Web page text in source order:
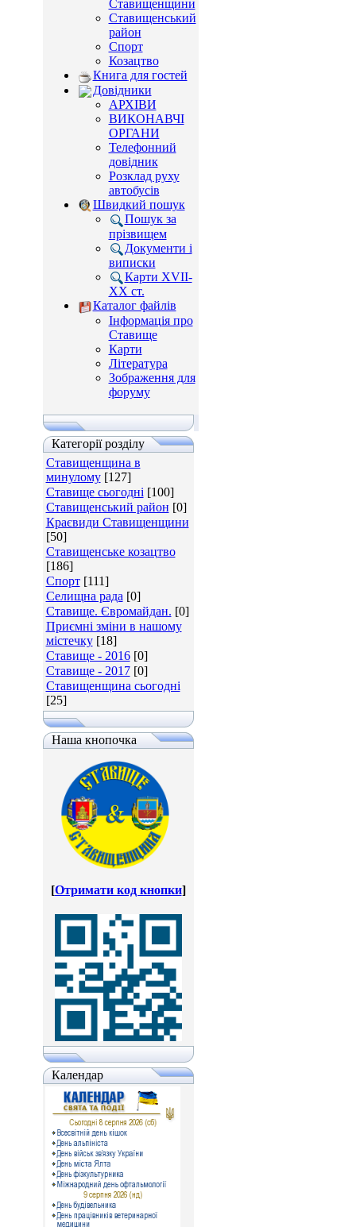
Ставищенщини
Ставищенський
район
Спорт
Козацтво
Книга для гостей
Довідники
АРХІВИ
ВИКОНАВЧІ
ОРГАНИ
Телефонний
довідник
Розклад руху
автобусів
Швидкий пошук
Пошук за
прізвищем
Документи і
виписки
Карти XVII-
XX ст.
Каталог файлів
Інформація про
Ставище
Карти
Література
Зображення для
форуму
Категорії розділу
Ставищенщина в
минулому [127]
Ставище сьогодні [100]
Ставищенський район [0]
Краєвиди Ставищенщини
[50]
Ставищенське козацтво
[186]
Спорт [111]
Селищна рада [0]
Ставище. Євромайдан. [0]
Приємні зміни в нашому
містечку [18]
Ставище - 2016 [0]
Ставище - 2017 [0]
Ставищенщина сьогодні
[25]
Наша кнопочка
[Отримати код кнопки]
Календар